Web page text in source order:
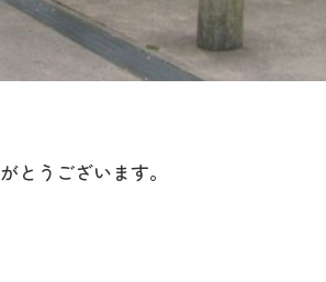
とうございます。